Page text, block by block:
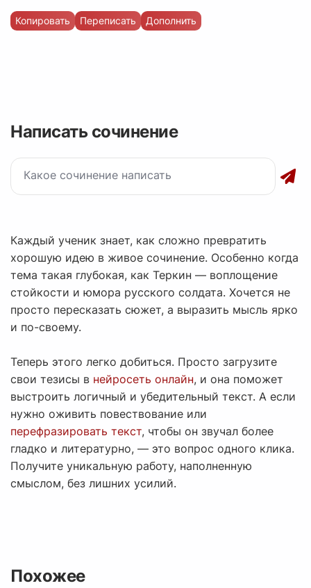
Копировать Переписать Дополнить
Написать сочинение
Каждый ученик знает, как сложно превратить
хорошую идею в живое сочинение. Особенно когда
тема такая глубокая, как Теркин — воплощение
стойкости и юмора русского солдата. Хочется не
просто пересказать сюжет, а выразить мысль ярко
и по-своему.
Теперь этого легко добиться. Просто загрузите
свои тезисы в нейросеть онлайн, и она поможет
выстроить логичный и убедительный текст. А если
нужно оживить повествование или
перефразировать текст, чтобы он звучал более
гладко и литературно, — это вопрос одного клика.
Получите уникальную работу, наполненную
смыслом, без лишних усилий.
Похожее